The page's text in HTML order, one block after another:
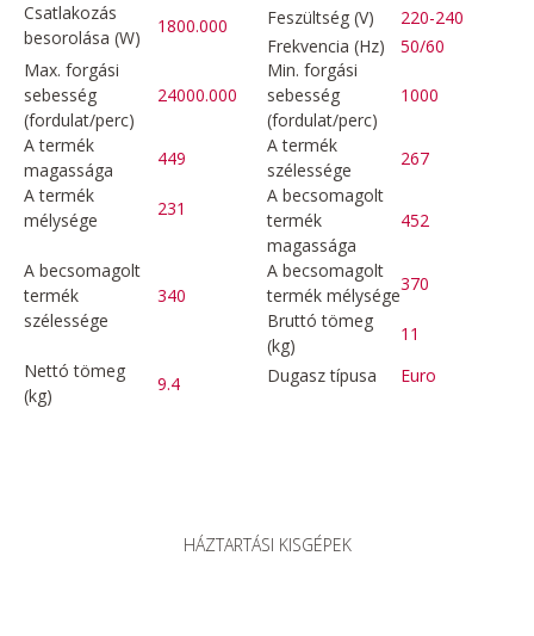
Csatlakozás
besorolása (W)
1800.000 Feszültség (V)
220-240
Frekvencia (Hz)
50/60
Max. forgási
sebesség
(fordulat/perc)
24000.000
Min. forgási
sebesség
(fordulat/perc)
1000
A termék
magassága
449
A termék
szélessége
267
A termék
mélysége
231
A becsomagolt
termék
magassága
452
A becsomagolt
termék
szélessége
340
A becsomagolt
termék mélysége
370
Bruttó tömeg
(kg)
11
Nettó tömeg
(kg)
9.4 Dugasz típusa Euro
HÁZTARTÁSI KISGÉPEK